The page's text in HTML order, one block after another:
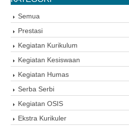
Semua
Prestasi
Kegiatan Kurikulum
Kegiatan Kesiswaan
Kegiatan Humas
Serba Serbi
Kegiatan OSIS
Ekstra Kurikuler